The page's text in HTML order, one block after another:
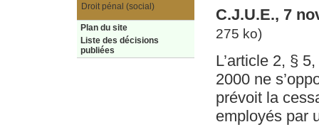
C.J.U.E., 7
275 ko)
L’article 2, §
2000 ne
prévoit la
employés par
Droit pénal (social)
Plan du site
Liste des décisions
publiées